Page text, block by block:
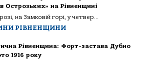
Острозьких» на Рівненщині
на Замковій горі, у четвер...
РІВНЕНЩИНИ
Рівненщина: Форт-застава Дубно
1916 року